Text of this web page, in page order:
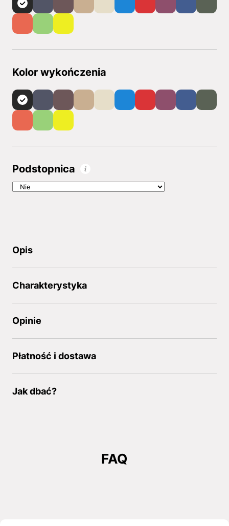
Kolor wykończenia
Podstopnica
Opis
Charakterystyka
Opinie
Płatność i dostawa
Jak dbać?
FAQ